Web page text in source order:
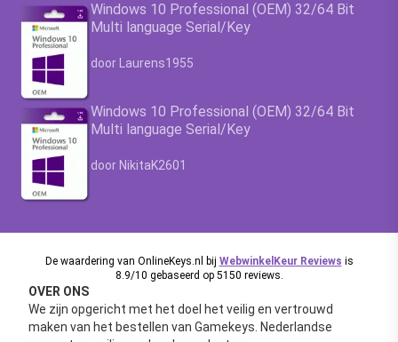
Windows 10 Professional (OEM) 32/64 Bit
Multi language Serial/Key
Waardering4.63uit 5
door Laurens1955
Windows 10 Professional (OEM) 32/64 Bit
Multi language Serial/Key
Waardering4.63
door NikitaK2601
De waardering van OnlineKeys.nl bij WebwinkelKeur Reviews is
8.9/10 gebaseerd op 5150 reviews.
OVER ONS
We zijn opgericht met het doel het veilig en vertrouwd
maken van het bestellen van Gamekeys. Nederlandse